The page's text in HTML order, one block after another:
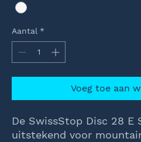
Aantal *
Voeg toe aan
De SwissStop Disc 28
uitstekend voor